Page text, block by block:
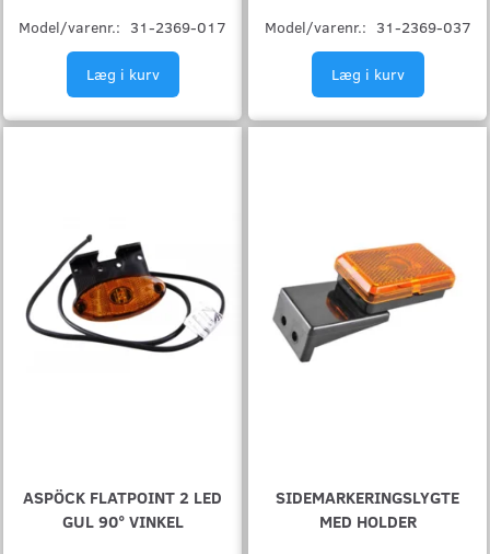
Model/varenr.: 31-2369-017
Læg i kurv
Model/varenr.: 31-2369-037
Læg i kurv
ASPÖCK FLATPOINT 2 LED
GUL 90° VINKEL
SIDEMARKERINGSLYGTE
MED HOLDER